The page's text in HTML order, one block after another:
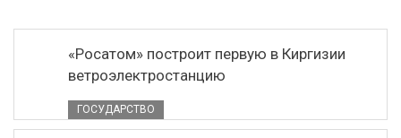
«Росатом» построит первую в Киргизии
ветроэлектростанцию
ГОСУДАРСТВО